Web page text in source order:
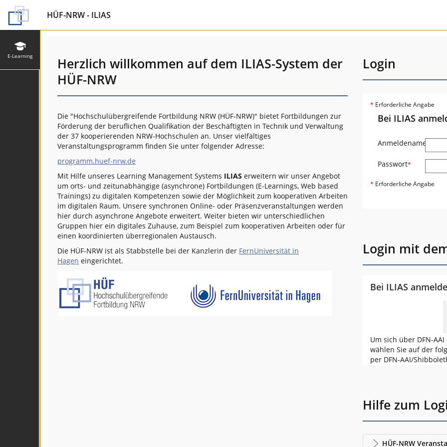
HÜF-NRW - ILIAS
E-Learning
Herzlich willkommen auf dem ILIAS-System der
HÜF-NRW
Die "Hochschulübergreifende Fortbildung NRW (HÜF-NRW)" bietet Fortbildungen zur
Förderung der beruflichen Qualifikation der Beschäftigten in Technik und Verwaltung
der 37 kooperierenden NRW-Hochschulen an. Unser vielfältiges
Veranstaltungsprogramm finden Sie unter folgender Adresse:
programm.huef-nrw.de
Mit Hilfe unseres Learning Management Systems ILIAS erweitern wir unser Angebot
um orts- und zeitunabhängige (asynchrone) Fortbildungen (E-Learnings, Web based
Trainings) zu digitalen Kompetenzen sowie der Möglichkeit zum kooperativen Arbeiten
im digitalen Raum. Unsere synchronen Online- oder Präsenzveranstaltungen werden
hier durch asynchrone Angebote erweitert. Weiter bieten wir unterschiedlichen
Gruppen hier ein digitales Zuhause, zum Beispiel zum kooperativen Arbeiten oder für
einen koordinierten überregionalen Austausch.
Die HÜF-NRW ist als Stabbstelle bei der Kanzlerin der FernUniversität in
Hagen eingerichtet.
Login
* Erforderliche Angabe
Bei ILIAS
Anmeldename
Passwort*
* Erforderliche Angabe
Login mit
Bei ILIAS
Um sich über DFN-
wählen Sie auf der
per DFN-AAI/
Hilfe zum
HÜF-NRW